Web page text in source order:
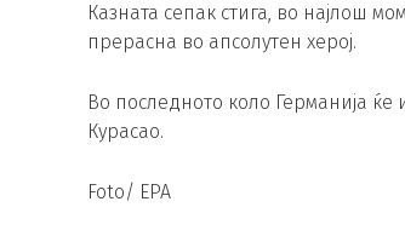
Казната сепак стига, во најлош
прерасна во апсолутен херој.
Во последното коло Германија
Курасао.
Foto/ EPA